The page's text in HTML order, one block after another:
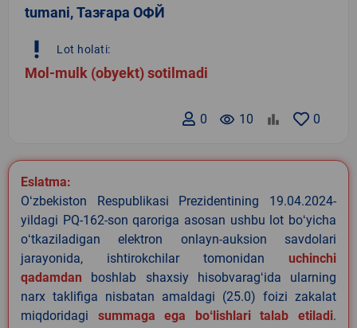
tumani, Тазғара ОФЙ
priority_high Lot holati:
Mol-mulk (obyekt) sotilmadi
0
remove_red_eye 10
0
Eslatma:
Oʻzbekiston Respublikasi Prezidentining 19.04.2024-
yildagi PQ-162-son qaroriga asosan ushbu lot boʻyicha
oʻtkaziladigan elektron onlayn-auksion savdolari
jarayonida, ishtirokchilar tomonidan uchinchi
qadamdan boshlab shaxsiy hisobvaragʻida ularning
narx taklifiga nisbatan amaldagi (25.0) foizi zakalat
miqdoridagi summaga ega boʻlishlari talab etiladi.